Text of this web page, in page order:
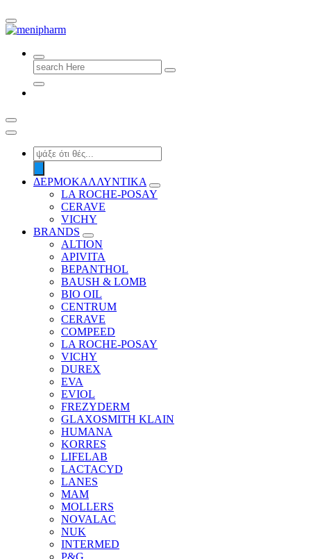
shop 2 easily
Search
for:
Products
search
ΔΕΡΜΟΚΑΛΛΥΝΤΙΚΑ
LA ROCHE-POSAY
CERAVE
VICHY
BRANDS
ALTION
APIVITA
BEPANTHOL
BAUSH & LOMB
BIO OIL
CENTRUM
CERAVE
COMPEED
LA ROCHE-POSAY
VICHY
DUREX
EVA
EVIOL
FREZYDERM
GLAXOSMITH KLAIN
HUMANA
KORRES
LIFELAB
LACTACYD
LANES
MAM
MOLLERS
NOVALAC
NUK
INTERMED
P&G